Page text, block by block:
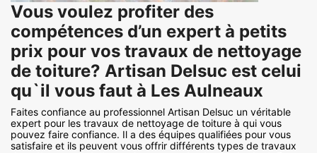
Vous voulez profiter des
compétences d’un expert à petits
prix pour vos travaux de nettoyage
de toiture? Artisan Delsuc est celui
qu`il vous faut à Les Aulneaux
Faites confiance au professionnel Artisan Delsuc un véritable
expert pour les travaux de nettoyage de toiture à qui vous
pouvez faire confiance. Il a des équipes qualifiées pour vous
satisfaire et ils peuvent vous offrir différents types de travaux